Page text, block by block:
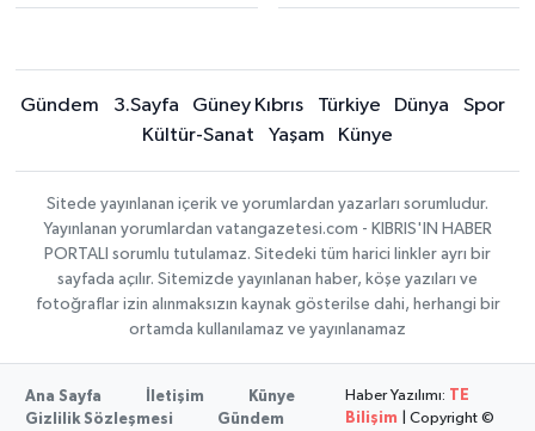
Gündem 3.Sayfa Güney Kıbrıs Türkiye Dünya
Spor
Kültür-Sanat
Yaşam Künye
Sitede yayınlanan içerik ve yorumlardan yazarları sorumludur.
Yayınlanan yorumlardan vatangazetesi.com - KIBRIS'IN HABER
PORTALI sorumlu tutulamaz. Sitedeki tüm harici linkler ayrı bir
sayfada açılır. Sitemizde yayınlanan haber, köşe yazıları ve
fotoğraflar izin alınmaksızın kaynak gösterilse dahi, herhangi bir
ortamda kullanılamaz ve yayınlanamaz
Ana Sayfa İletişim
Künye
Gizlilik Sözleşmesi
Gündem
Haber Yazılımı: TE
Bilişim | Copyright ©